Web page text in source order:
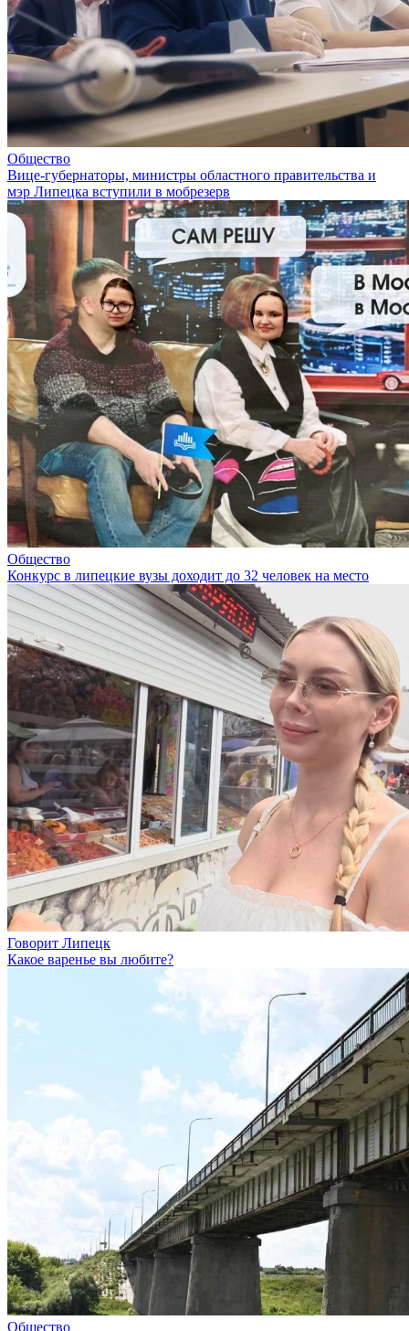
Общество
Вице-губернаторы, министры областного правительства и
мэр Липецка вступили в мобрезерв
Общество
Конкурс в липецкие вузы доходит до 32 человек на место
Говорит Липецк
Какое варенье вы любите?
Общество